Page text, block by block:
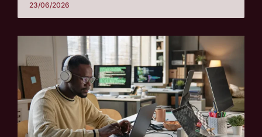
23/06/2026